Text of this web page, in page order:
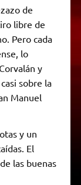
de
libre de
Pero cada
lo
y
sobre la
Manuel
y un
El
las buenas